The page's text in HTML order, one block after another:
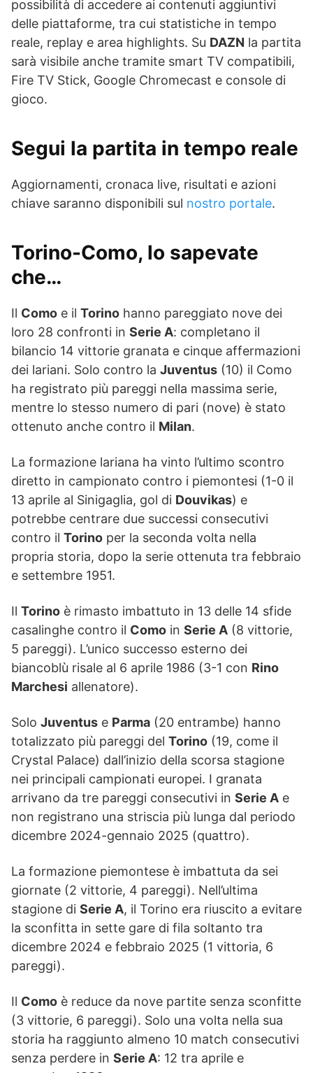
possibilità di accedere ai contenuti aggiuntivi
delle piattaforme, tra cui statistiche in tempo
reale, replay e area highlights. Su DAZN la partita
sarà visibile anche tramite smart TV compatibili,
Fire TV Stick, Google Chromecast e console di
gioco.
Segui la partita in tempo reale
Aggiornamenti, cronaca live, risultati e azioni
chiave saranno disponibili sul nostro portale.
Torino-Como, lo sapevate
che…
Il Como e il Torino hanno pareggiato nove dei
loro 28 confronti in Serie A: completano il
bilancio 14 vittorie granata e cinque affermazioni
dei lariani. Solo contro la Juventus (10) il Como
ha registrato più pareggi nella massima serie,
mentre lo stesso numero di pari (nove) è stato
ottenuto anche contro il Milan.
La formazione lariana ha vinto l’ultimo scontro
diretto in campionato contro i piemontesi (1-0 il
13 aprile al Sinigaglia, gol di Douvikas) e
potrebbe centrare due successi consecutivi
contro il Torino per la seconda volta nella
propria storia, dopo la serie ottenuta tra febbraio
e settembre 1951.
Il Torino è rimasto imbattuto in 13 delle 14 sfide
casalinghe contro il Como in Serie A (8 vittorie,
5 pareggi). L’unico successo esterno dei
biancoblù risale al 6 aprile 1986 (3-1 con Rino
Marchesi allenatore).
Solo Juventus e Parma (20 entrambe) hanno
totalizzato più pareggi del Torino (19, come il
Crystal Palace) dall’inizio della scorsa stagione
nei principali campionati europei. I granata
arrivano da tre pareggi consecutivi in Serie A e
non registrano una striscia più lunga dal periodo
dicembre 2024-gennaio 2025 (quattro).
La formazione piemontese è imbattuta da sei
giornate (2 vittorie, 4 pareggi). Nell’ultima
stagione di Serie A, il Torino era riuscito a evitare
la sconfitta in sette gare di fila soltanto tra
dicembre 2024 e febbraio 2025 (1 vittoria, 6
pareggi).
Il Como è reduce da nove partite senza sconfitte
(3 vittorie, 6 pareggi). Solo una volta nella sua
storia ha raggiunto almeno 10 match consecutivi
senza perdere in Serie A: 12 tra aprile e